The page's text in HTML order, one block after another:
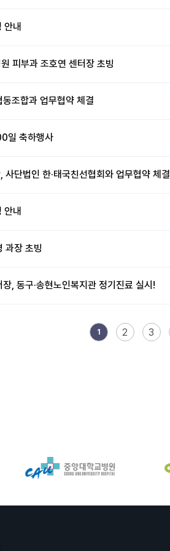
내
피부과 조호연 센터장 초빙
조합과 업무협약 체결
일 축하행사
사단법인 한·태국친선협회와 업무협약 체결
내
과장 초빙
, 동구·송현노인복지관 정기진료 실시!
1 2 3
맨끝